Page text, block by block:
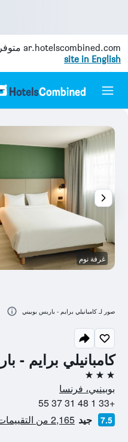
ar.hotelscombined.com
site in English
كامبانيلي برايم -
3 نجوم
بوبينيي، فرنسا
+33 1 48 31 37 55
7.5 جيد 2,165 من التقييمات تم التحقق منها
غرفة نوم
صور لـ كامبانيلي برايم - باريس بوبيني